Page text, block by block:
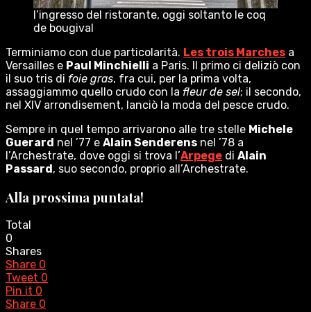
l’ingresso del ristorante, oggi soltanto le coq
de bougival
Terminiamo con due particolarità. Les trois Marches a
Versailles e Paul Minchielli a Paris. Il primo ci deliziò con
il suo tris di foie gras, fra cui, per la prima volta,
assaggiammo quello crudo con la fleur de sel; il secondo,
nel XIV arrondisement, lanciò la moda del pesce crudo.
Sempre in quel tempo arrivarono alle tre stelle Michele
Guerard nel ’77 e Alain Senderens nel ’78 a
l’Archestrate, dove oggi si trova l’Arpege di Alain
Passard, suo secondo, proprio all’Archestrate.
Alla prossima puntata!
Total
0
Shares
Share 0
Tweet 0
Pin it 0
Share 0